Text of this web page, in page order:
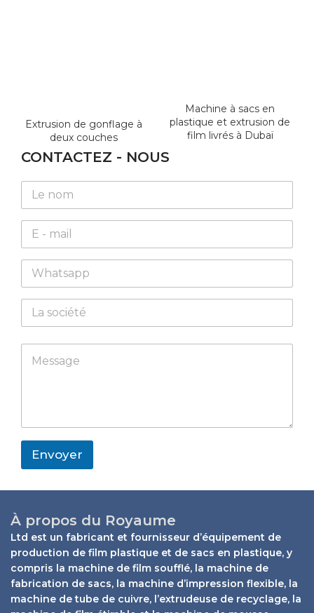
Extrusion de gonflage à
deux couches
Machine à sacs en
plastique et extrusion de
film livrés à Dubaï
CONTACTEZ - NOUS
N
m
E
a
*
N
a
e
W
a
p
C
m
p
W
p
p
s
g
e
M
e
*
Envoyer
À propos du Royaume
Ltd est un fabricant et fournisseur d’équipement de
production de film plastique et de sacs en plastique, y
compris la machine de film soufflé, la machine de
fabrication de sacs, la machine d’impression flexible, la
machine de tube de cuivre, l’extrudeuse de recyclage, la